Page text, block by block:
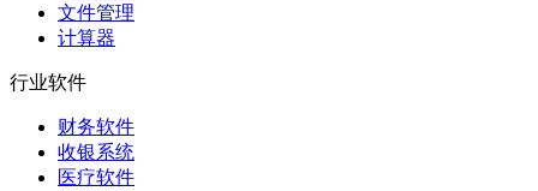
文件管理
计算器
行业软件
财务软件
收银系统
医疗软件